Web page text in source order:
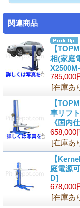
関連商品
【
相(家庭
785,000
[在庫あ
【
車リフ
《国内
658,000
[在庫あ
【
庭電源
D]
678,000
[在庫あ